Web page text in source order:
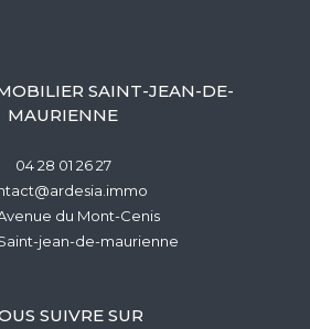
SAINT-JEAN-DE-
MAURIENNE
04 28 01 26 27
du Mont-Cenis
saint-jean-de-maurienne
SUIVRE SUR